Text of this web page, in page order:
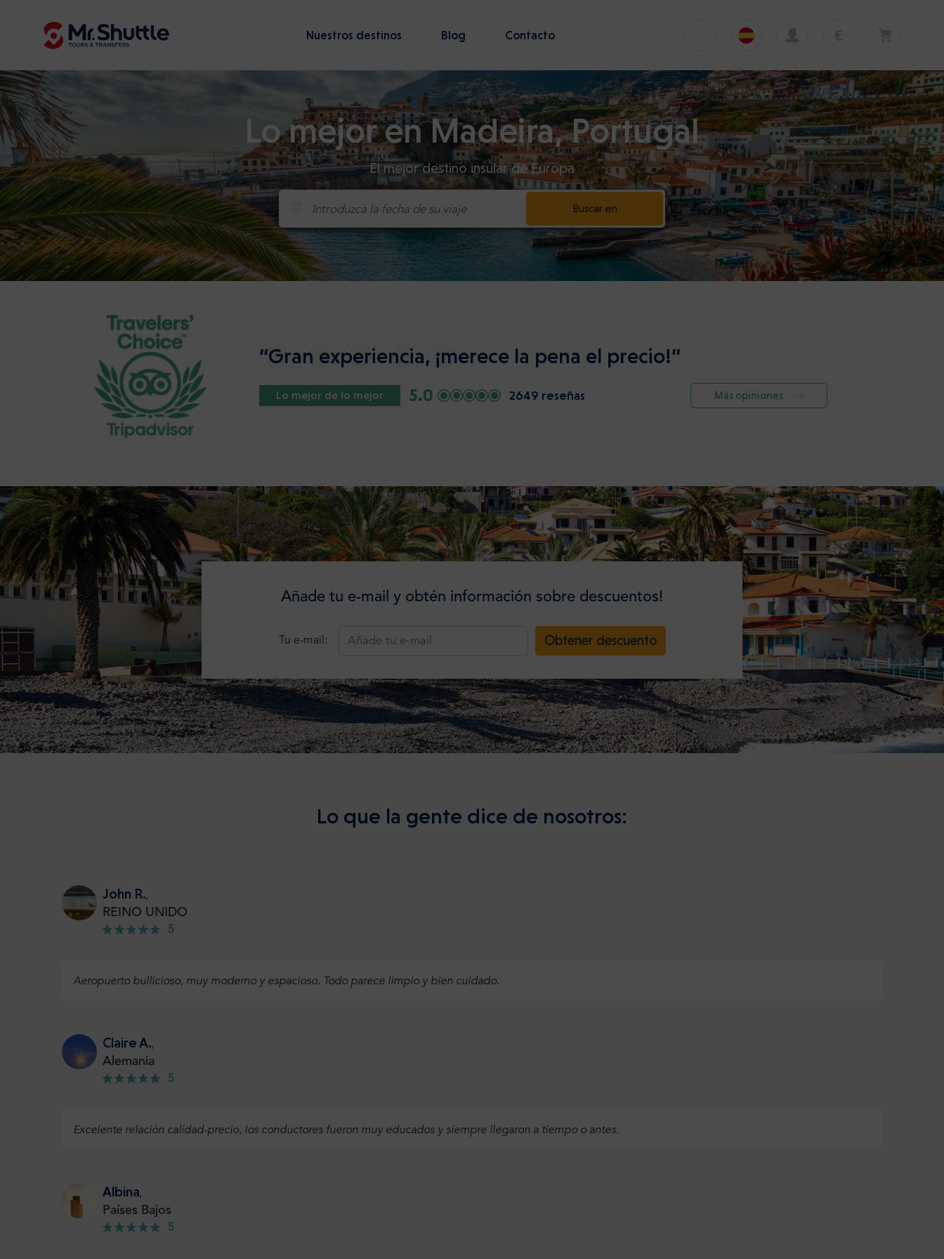
Nuestros destinos Blog Contacto
English
Polski
Deutsch
Italiano
Español
€ EUR
£ GBP
zł PLN
$ USD
Su cesta está vacía
Su cesta está vacía. Añadir primera excursión
o traslado
Lo mejor en Madeira, Portugal
El mejor destino insular de Europa
Introduzca la fecha de su viaje Buscar en
“Gran experiencia, ¡merece la pena el precio!”
Lo mejor de lo mejor 5.0 2649 reseñas Más opiniones
Añade tu e-mail y obtén información sobre descuentos!
Tu e-mail: Obtener descuento
Lo que la gente dice de nosotros:
John R.,
REINO UNIDO
5
Aeropuerto bullicioso, muy moderno y espacioso. Todo parece limpio y bien cuidado.
Claire A.,
Alemania
5
Excelente relación calidad-precio, los conductores fueron muy educados y siempre llegaron a tiempo o antes.
Albina,
Países Bajos
5